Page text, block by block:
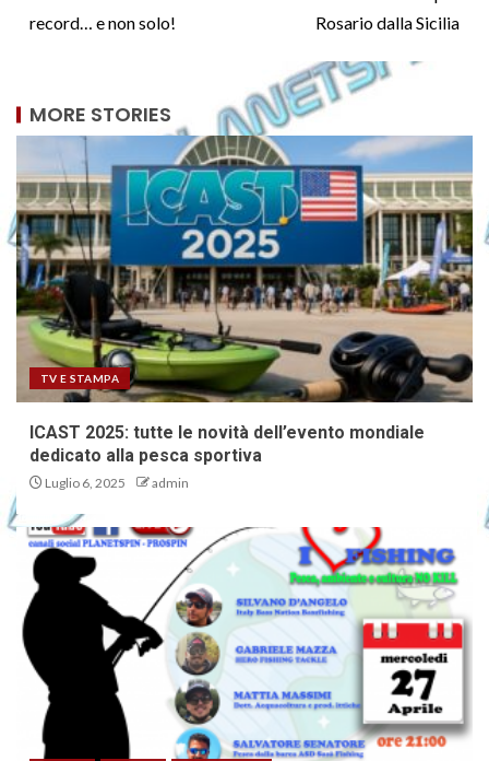
record… e non solo!
Rosario dalla Sicilia
MORE STORIES
TV E STAMPA
ICAST 2025: tutte le novità dell’evento mondiale
dedicato alla pesca sportiva
Luglio 6, 2025 admin